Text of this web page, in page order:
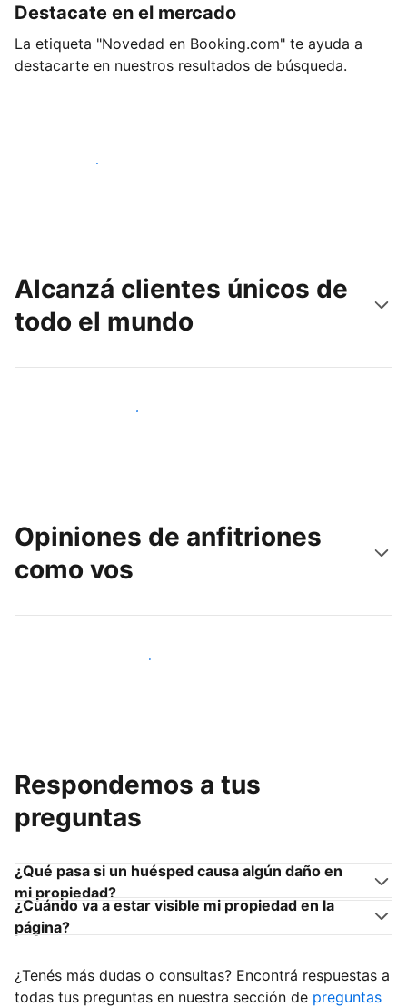
Destacate en el mercado
La etiqueta "Novedad en Booking.com" te ayuda a
destacarte en nuestros resultados de búsqueda.
Empezá hoy mismo
Alcanzá clientes únicos de
todo el mundo
Llegá a huéspedes nuevos hoy
Opiniones de anfitriones
como vos
Unite a otros anfitriones como vos
Respondemos a tus
preguntas
¿Qué pasa si un huésped causa algún daño en
mi propiedad?
¿Cuándo va a estar visible mi propiedad en la
página?
¿Tenés más dudas o consultas? Encontrá respuestas a
todas tus preguntas en nuestra sección de preguntas